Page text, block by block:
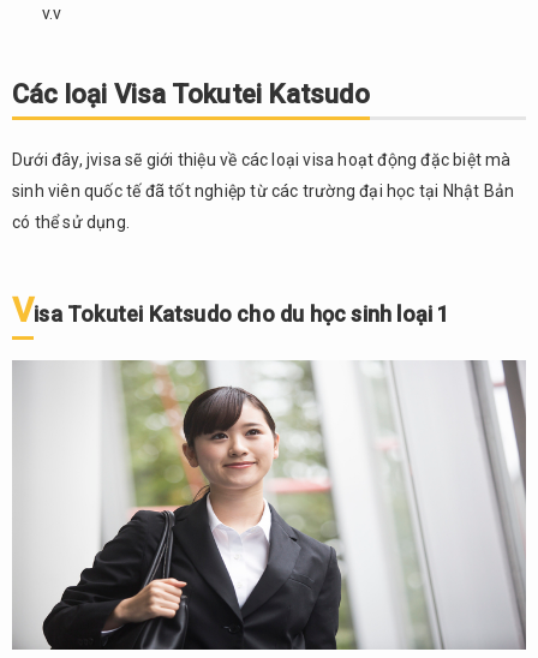
số 46)
2.4.
Visa
Tokutei
Katsudo
cho du
4
Thủ tục
điểm
của
Visa
v.v
Các loại Visa Tokutei Katsudo
Dưới đây, jvisa sẽ giới thiệu về các loại visa hoạt động đặc biệt mà
sinh viên quốc tế đã tốt nghiệp từ các trường đại học tại Nhật Bản
có thể sử dụng.
Visa Tokutei Katsudo cho du học sinh loại 1